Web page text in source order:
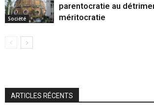
Société
parentocratie au
méritocratie
ARTICLES RÉCENTS